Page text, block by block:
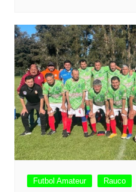
Futbol Amateur Rauco